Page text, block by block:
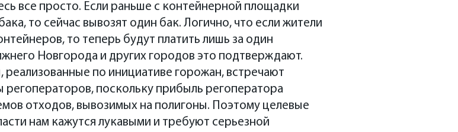
все просто. Если раньше с контейнерной площадки
то сейчас вывозят один бак. Логично, что если жители
то теперь будут платить лишь за один
Новгорода и других городов это подтверждают.
по инициативе горожан, встречают
поскольку прибыль регоператора
отходов, вывозимых на полигоны. Поэтому целевые
нам кажутся лукавыми и требуют серьезной